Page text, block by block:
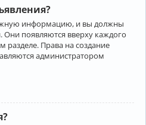
информацию, и вы должны
появляются вверху каждого
Права на создание
администратором